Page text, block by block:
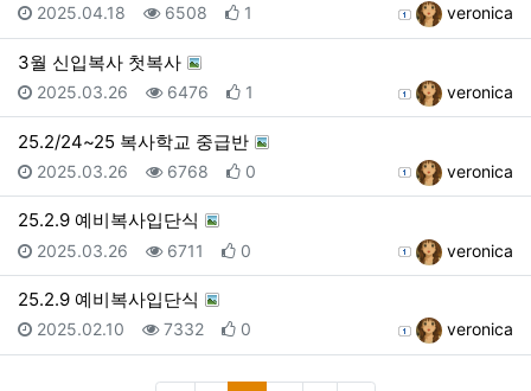
등록자 veronica
등록일
2025.04.18 조회
6508 추천
1
3월 신입복사 첫복사
등록자 veronica
등록일
2025.03.26 조회
6476 추천
1
25.2/24~25 복사학교 중급반
등록자 veronica
등록일
2025.03.26 조회
6768 추천
0
25.2.9 예비복사입단식
등록자 veronica
등록일
2025.03.26 조회
6711 추천
0
25.2.9 예비복사입단식
등록자 veronica
등록일
2025.02.10 조회
7332 추천
0